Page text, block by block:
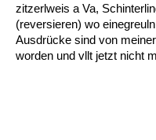
zitzerlweis a Va,
(reversieren) wo
Ausdrücke sind von
worden und vllt jetzt nicht